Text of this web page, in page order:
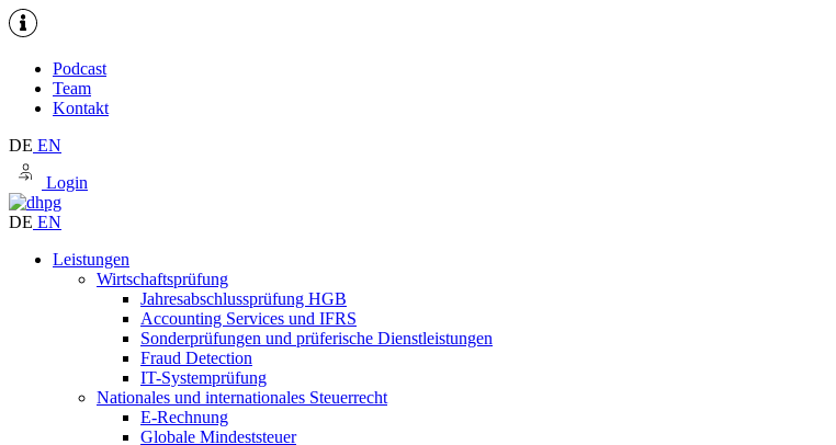
Podcast
Team
Kontakt
DE EN
Login
DE EN
Leistungen
Wirtschaftsprüfung
Jahresabschlussprüfung HGB
Accounting Services und IFRS
Sonderprüfungen und prüferische Dienstleistungen
Fraud Detection
IT-Systemprüfung
Nationales und internationales Steuerrecht
E-Rechnung
Globale Mindeststeuer